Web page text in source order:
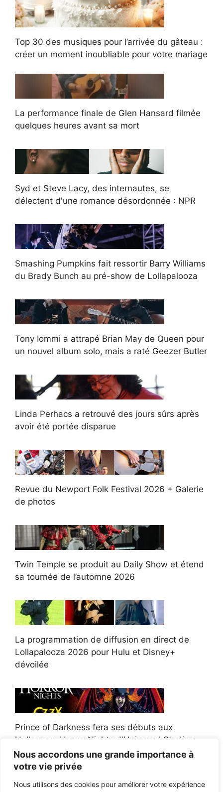
Nous accordons une grande importance à
votre vie privée
Nous utilisons des cookies pour améliorer votre expérience
Top 30 des musiques pour l’arrivée du gâteau :
créer un moment inoubliable pour votre mariage
La performance finale de Glen Hansard filmée
quelques heures avant sa mort
Syd et Steve Lacy, des internautes, se
délectent d'une romance désordonnée : NPR
Smashing Pumpkins fait ressortir Barry Williams
du Brady Bunch au pré-show de Lollapalooza
Tony Iommi a attrapé Brian May de Queen pour
un nouvel album solo, mais a raté Geezer Butler
Linda Perhacs a retrouvé des jours sûrs après
avoir été portée disparue
Revue du Newport Folk Festival 2026 + Galerie
de photos
Twin Temple se produit au Daily Show et étend
sa tournée de l’automne 2026
La programmation de diffusion en direct de
Lollapalooza 2026 pour Hulu et Disney+
dévoilée
Prince of Darkness fera ses débuts aux
Halloween Horror Nights d'Universal Studios